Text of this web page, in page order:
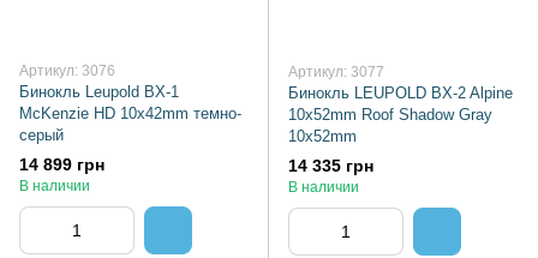
Артикул: 3076
Бинокль Leupold BX-1
McKenzie HD 10x42mm темно-
серый
14 899 грн
В наличии
Артикул: 3077
Бинокль LEUPOLD BX-2 Alpine
10x52mm Roof Shadow Gray
10x52mm
14 335 грн
В наличии